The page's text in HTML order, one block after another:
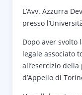
L’Avv. Azzurra
presso
Dopo aver
legale associato
all’esercizio
d’Appello di